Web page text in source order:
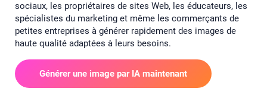
sociaux, les propriétaires de sites Web, les éducateurs, les
spécialistes du marketing et même les commerçants de
petites entreprises à générer rapidement des images de
haute qualité adaptées à leurs besoins.
Générer une image par IA maintenant